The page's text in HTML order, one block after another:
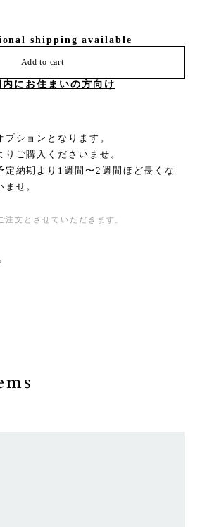
shipping available
Add to cart
内にお住まいの方向け
ションとなります。
ご購入くださいませ。
定納期より1週間〜2週間ほど長くな
せ。
文とさせていただきます。